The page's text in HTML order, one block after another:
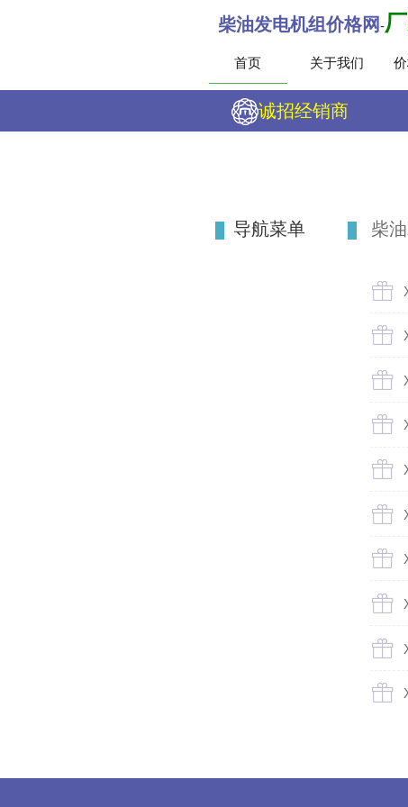
柴油发电机组价格网-
首页 关于我们
诚招经销商
导航菜单 柴